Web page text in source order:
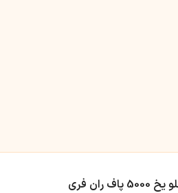
ران فری